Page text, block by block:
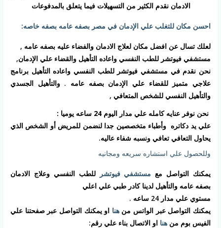
الادمان نقدم الكثير من التسهيلات فيما يتعلق بالمدفوعات
احسن مكان للتغلب علي الإدمان في مصر بصفه عامه بصفه خاصه:
لعلك تسال عن افضل مكان لعلاج الادمان والفضاء عليه بصفه عامه ,
مستشفي فيوتشر للطب النفسي واعاده التأهيل والقضاء علي الإدمان,
نحن نقدم في مستشفي فيوتشر للطب النفسي واعاده التأهيل برنامج
علاجي متميز للقضاء علي الإدمان بصفه عامه . والتأهيل الجسدي
والتأهيل النفسي للشخص المتعافي ,
نحن نوفر عنايه كامله علي مدار اليوم 24 ساعه يوميا :
علي يد دكاتره وأطباء متخصصين جدا لنضمن للمريض أو الشخص الذي
يحاول التعافي تعافي ونسبه شفاء عاليه.
وللحصول علي استشاره سريعه ومجانيه
يمكنك التواصل مع مستشفي فيوتشر
للطب النفسي وعلاج الادمان
بصفه عامه والتأهيل لدينا كادر طبي علي اعلي
مستوي علي مدار 24 ساعه .
يمكنك التواصل عبر الواتس منهنا او يمكنك التواصل عبر صفحتنا علي
الفيس بوم منهنا او الاتصال بناء علي رقم: